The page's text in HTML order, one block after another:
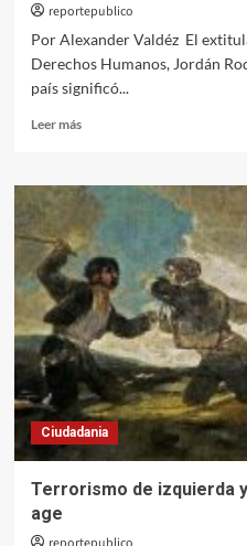
reportepublico
Por Alexander Valdéz El
Derechos Humanos, Jordán
país significó...
Leer másLeer
Jordán
Rodas:
“No
puede
haber
democracia
cuando
hay
exiliados”
Ciudadania
Terrorismo de izquierda
age